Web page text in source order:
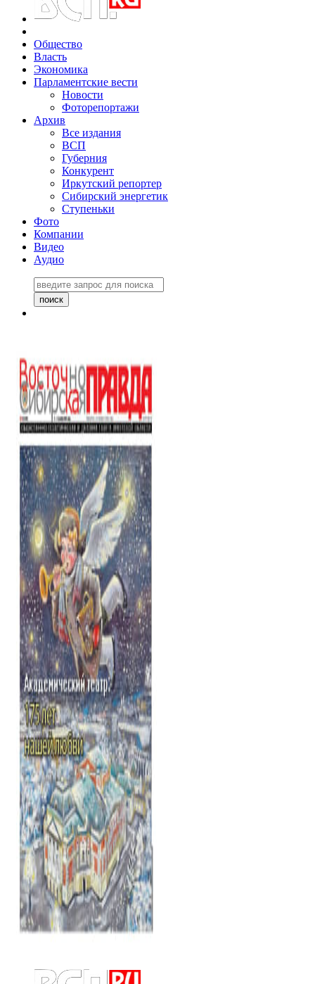
Общество
Власть
Экономика
Парламентские вести
Новости
Фоторепортажи
Архив
Все издания
ВСП
Губерния
Конкурент
Иркутский репортер
Сибирский энергетик
Ступеньки
Фото
Компании
Видео
Аудио